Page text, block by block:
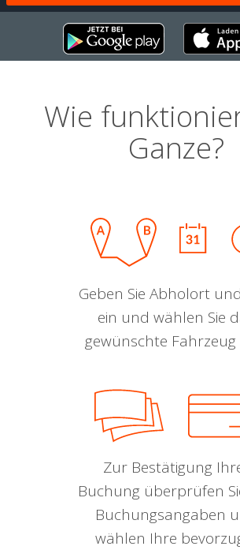
Wie
Ganze?
Geben Sie Abholort
ein und wählen Sie
gewünschte Fahrzeug
Zur Bestätigung
Buchung überprüfen
Buchungsangaben
wählen Ihre